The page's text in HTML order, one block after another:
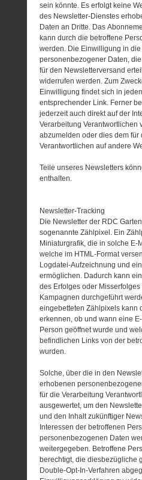
sein könnte. Es erfolgt keine
des Newsletter-Dienstes
Daten an Dritte. Das
kann durch die betroffene
werden. Die Einwilligung in
personenbezogener Daten,
für den Newsletterversand
widerrufen werden. Zum
Einwilligung findet sich in
entsprechender Link. Ferner
jederzeit auch direkt auf der
Verarbeitung Verantwortlichen
abzumelden oder dies dem für
Verantwortlichen auf andere
Teile unseres Newsletters
enthalten.
Newsletter-Tracking
Die Newsletter der RDC
sogenannte Zählpixel. Ein
Miniaturgrafik, die in solche E-
welche im HTML-Format
Logdatei-Aufzeichnung und
ermöglichen. Dadurch kann
des Erfolges oder
Kampagnen durchgeführt
eingebetteten Zählpixels kann
erkennen, ob und wann eine
Person geöffnet wurde und
befindlichen Links von der
wurden.
Solche, über die in den
erhobenen
für die Verarbeitung
ausgewertet, um den
und den Inhalt zukünftiger
Interessen der betroffenen
personenbezogenen Daten
weitergegeben. Betroffene
berechtigt, die diesbezügliche
Double-Opt-In-Verfahren